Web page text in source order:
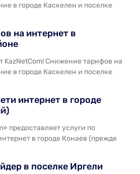
в городе Каскелен и поселке
на интернет в
KazNetCom! Снижение тарифов на
в городе Каскелен и поселке
интернет в городе
предоставляет услуги по
в городе Конаев (прежде
в поселке Иргели